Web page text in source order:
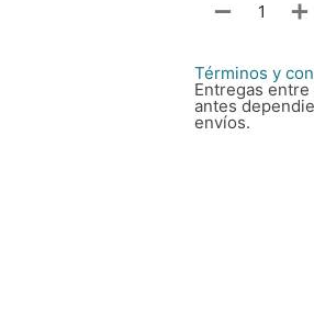
Términos y
Entregas
antes
envíos.